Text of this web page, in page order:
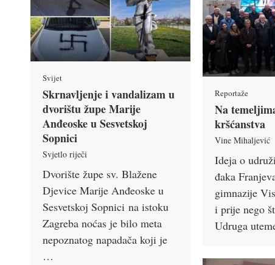
Svijet
Skrnavljenje i vandalizam u
dvorištu župe Marije
Anđeoske u Sesvetskoj
Sopnici
Svjetlo riječi
Dvorište župe sv. Blažene
Djevice Marije Anđeoske u
Sesvetskoj Sopnici na istoku
Zagreba noćas je bilo meta
nepoznatog napadača koji je
…
Reportaže
Na
krš­ćanstva
Vine Mihaljević
Ideja o
đaka
gimnazije
i prije nego
Udruga